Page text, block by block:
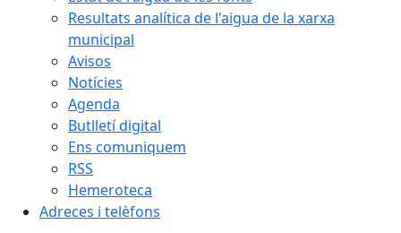
Resultats analítica de l'aigua de la xarxa
municipal
Avisos
Notícies
Agenda
Butlletí digital
Ens comuniquem
RSS
Hemeroteca
Adreces i telèfons